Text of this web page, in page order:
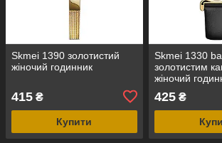
Skmei 1390 золотистий
жіночий годинник
415 ₴
Купити
Skmei 1330
золотистим
жіночий
425₴